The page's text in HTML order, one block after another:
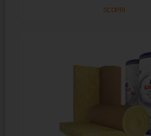
SCOPRI